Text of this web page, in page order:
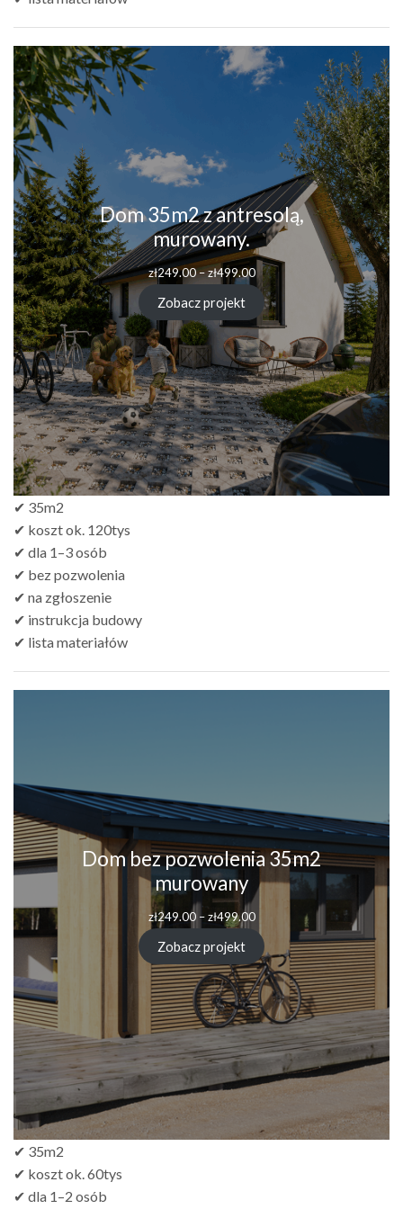
Dom 35m2 z antresolą,
murowany.
zł249.00–zł499.00Zakres
cen:
od
zł249.00
do
zł499.00
Zobacz projekt
✔ 35m2
✔ koszt ok. 120tys
✔ dla 1–3 osób
✔ bez pozwolenia
✔ na zgłoszenie
✔ instrukcja budowy
✔ lista materiałów
Dom bez pozwolenia 35m2
murowany
zł249.00 – zł499.00Zakres
od
zł249.00
do
zł499.00
Zobacz projekt
✔ 35m2
✔ koszt ok. 60tys
✔ dla 1–2 osób